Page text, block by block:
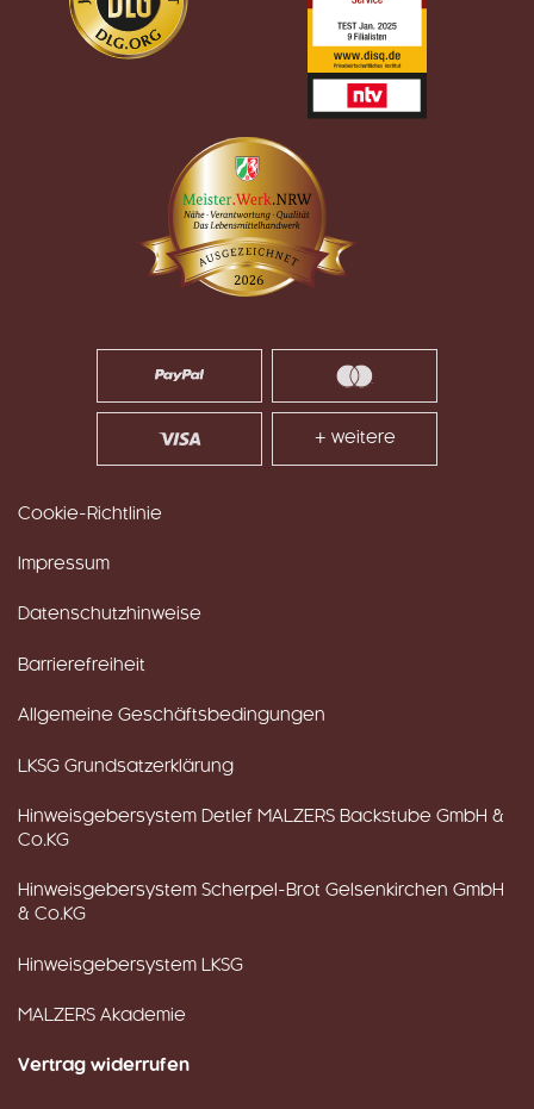
+ weitere
Cookie-Richtlinie
Impressum
Datenschutzhinweise
Barrierefreiheit
Allgemeine Geschäftsbedingungen
LKSG Grundsatzerklärung
Hinweisgebersystem Detlef MALZERS Backstube GmbH &
Co.KG
Hinweisgebersystem Scherpel-Brot Gelsenkirchen GmbH
& Co.KG
Hinweisgebersystem LKSG
MALZERS Akademie
Vertrag widerrufen